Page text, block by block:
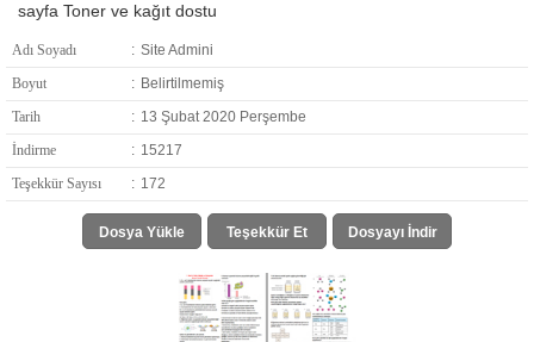
sayfa Toner ve kağıt dostu
Adı Soyadı : Site Admini
Boyut
: Belirtilmemiş
Tarih
: 13 Şubat 2020 Perşembe
İndirme
: 15217
Teşekkür Sayısı
: 172
Dosya Yükle Teşekkür Et Dosyayı İndir